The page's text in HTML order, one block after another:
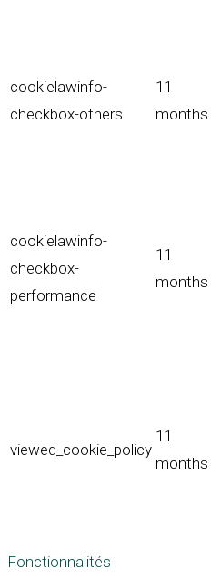
cookielawinfo-
checkbox-others
11
months
cookielawinfo-
checkbox-
performance
11
months
viewed_cookie_policy
11
months
Fonctionnalités